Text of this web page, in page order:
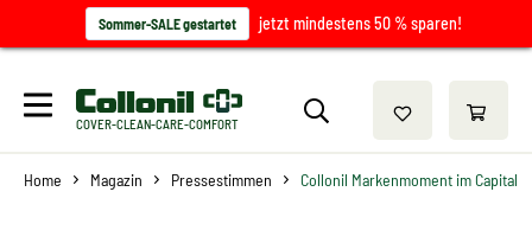
Sommer-SALE gestartet jetzt mindestens 50 % sparen!
COVER-CLEAN-CARE-COMFORT
Home Magazin Pressestimmen Collonil Markenmoment im Capital